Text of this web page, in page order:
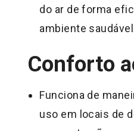
do ar de forma
ambiente
Conforto
Funciona de
uso em locais de